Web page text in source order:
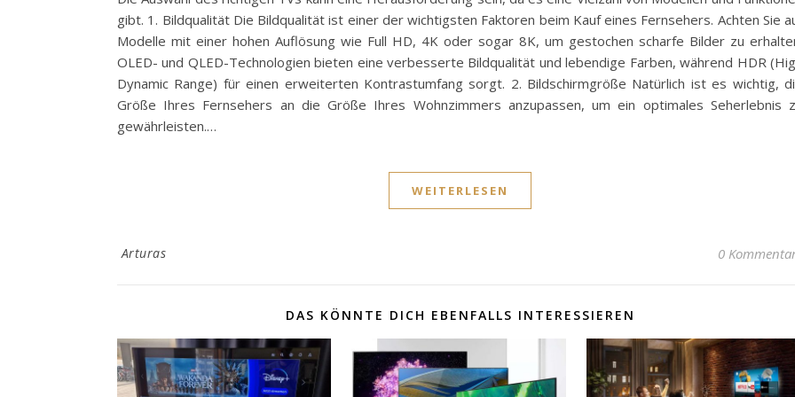
gibt. 1. Bildqualität Die Bildqualität ist einer der wichtigsten Faktoren beim Kauf eines Fernsehers. Achten Sie
Modelle mit einer hohen Auflösung wie Full HD, 4K oder sogar 8K, um gestochen scharfe Bilder zu
OLED- und QLED-Technologien bieten eine verbesserte Bildqualität und lebendige Farben, während HDR
Dynamic Range) für einen erweiterten Kontrastumfang sorgt. 2. Bildschirmgröße Natürlich ist es wichtig,
Größe Ihres Fernsehers an die Größe Ihres Wohnzimmers anzupassen, um ein optimales Seherlebnis
gewährleisten.…
WEITERLESEN
Arturas 0
DAS KÖNNTE DICH EBENFALLS INTERESSIEREN